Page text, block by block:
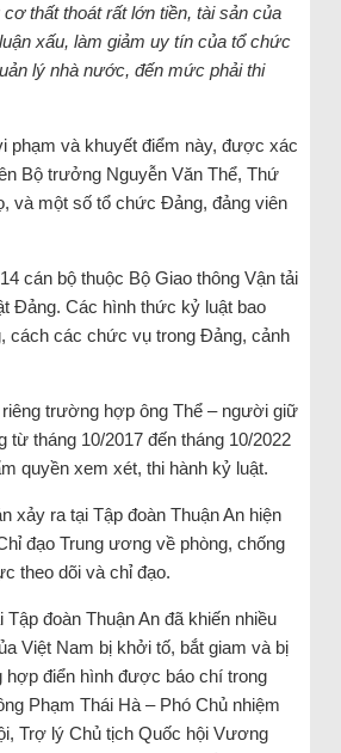
thất thoát rất lớn tiền, tài sản của
xấu, làm giảm uy tín của tổ chức
lý nhà nước, đến mức phải thi
phạm và khuyết điểm này, được xác
Bộ trưởng Nguyễn Văn Thể, Thứ
và một số tổ chức Đảng, đảng viên
cán bộ thuộc Bộ Giao thông Vận tải
Đảng. Các hình thức kỷ luật bao
cách các chức vụ trong Đảng, cảnh
riêng trường hợp ông Thể – người giữ
từ tháng 10/2017 đến tháng 10/2022
quyền xem xét, thi hành kỷ luật.
xảy ra tại Tập đoàn Thuận An hiện
đạo Trung ương về phòng, chống
theo dõi và chỉ đạo.
đoàn Thuận An đã khiến nhiều
Việt Nam bị khởi tố, bắt giam và bị
điển hình được báo chí trong
Phạm Thái Hà – Phó Chủ nhiệm
Trợ lý Chủ tịch Quốc hội Vương